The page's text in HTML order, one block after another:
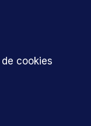
cookies